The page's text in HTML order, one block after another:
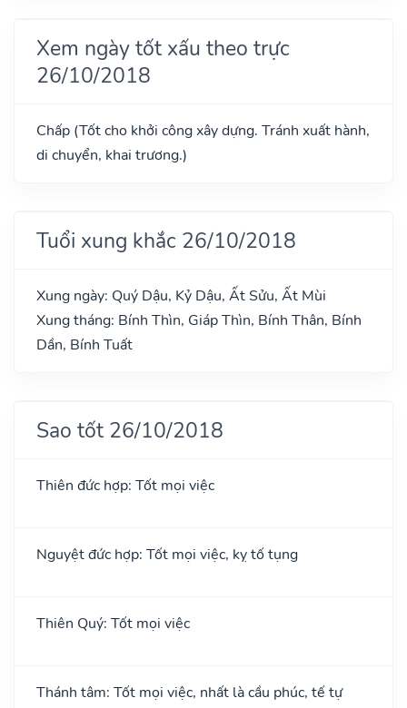
Xem ngày tốt xấu theo trực
26/10/2018
Chấp (Tốt cho khởi công xây dựng. Tránh xuất hành,
di chuyển, khai trương.)
Tuổi xung khắc 26/10/2018
Xung ngày: Quý Dậu, Kỷ Dậu, Ất Sửu, Ất Mùi
Xung tháng: Bính Thìn, Giáp Thìn, Bính Thân, Bính
Dần, Bính Tuất
Sao tốt 26/10/2018
Thiên đức hợp: Tốt mọi việc
Nguyệt đức hợp: Tốt mọi việc, kỵ tố tụng
Thiên Quý: Tốt mọi việc
Thánh tâm: Tốt mọi việc, nhất là cầu phúc, tế tự